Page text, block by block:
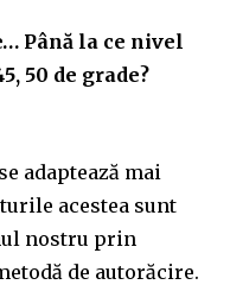
Până la ce nivel
50 de grade?
adaptează mai
acestea sunt
nostru prin
de autorăcire.